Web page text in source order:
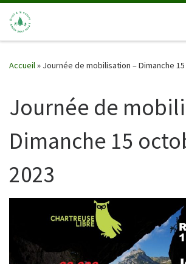
Passer au contenu
Accueil» Journée de mobilisation – Dimanche
Journée de
Dimanche 15
2023